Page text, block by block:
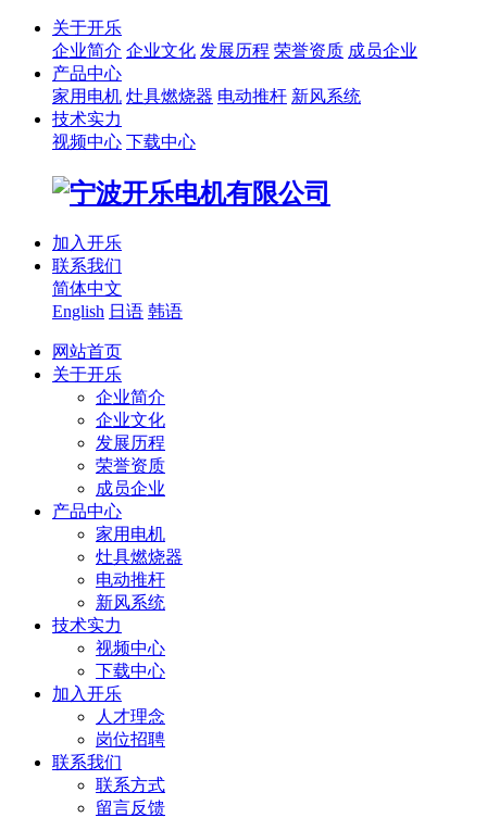
关于开乐
企业简介 企业文化 发展历程 荣誉资质 成员企业
产品中心
家用电机 灶具燃烧器 电动推杆 新风系统
技术实力
视频中心 下载中心
加入开乐
联系我们
简体中文
English 日语 韩语
网站首页
关于开乐
企业简介
企业文化
发展历程
荣誉资质
成员企业
产品中心
家用电机
灶具燃烧器
电动推杆
新风系统
技术实力
视频中心
下载中心
加入开乐
人才理念
岗位招聘
联系我们
联系方式
留言反馈